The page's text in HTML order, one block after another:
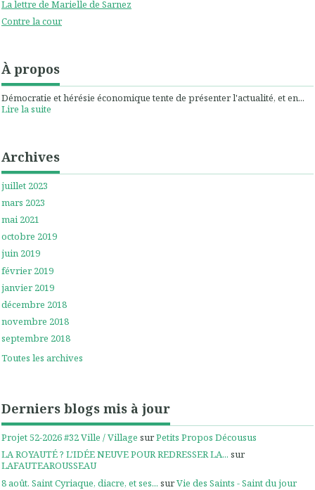
La lettre de Marielle de Sarnez
Contre la cour
À propos
Démocratie et hérésie économique tente de présenter l'actualité, et en...
Lire la suite
Archives
juillet 2023
mars 2023
mai 2021
octobre 2019
juin 2019
février 2019
janvier 2019
décembre 2018
novembre 2018
septembre 2018
Toutes les archives
Derniers blogs mis à jour
Projet 52-2026 #32 Ville / Village surPetits Propos Décousus
LA ROYAUTÉ ? L'IDÉE NEUVE POUR REDRESSER LA... sur
LAFAUTEAROUSSEAU
8 août. Saint Cyriaque, diacre, et ses... surVie des Saints - Saint du jour